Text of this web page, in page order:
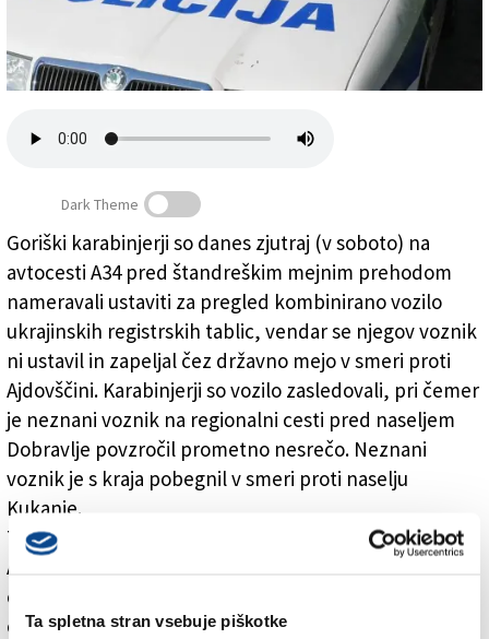
Ta spletna stran vsebuje piškotke
Zadruga PD
Lov na človeka po čezmejnem zasledovanju
Dark Theme
Goriški karabinjerji so danes zjutraj (v soboto) na
avtocesti A34 pred štandreškim mejnim prehodom
nameravali ustaviti za pregled kombinirano vozilo
ukrajinskih registrskih tablic, vendar se njegov voznik
ni ustavil in zapeljal čez državno mejo v smeri proti
Ajdovščini. Karabinjerji so vozilo zasledovali, pri čemer
je neznani voznik na regionalni cesti pred naseljem
Dobravlje povzročil prometno nesrečo. Neznani
voznik je s kraja pobegnil v smeri proti naselju
Kukanje.
Trenutno novogoriški policisti na območju med
Ajdovščino in Potočami izvajajo aktivnosti za izsleditev
osumljenca kaznivega dejanja, ki je po vsej verjetnosti
oborožen. Policisti novogoriške policijske uprave